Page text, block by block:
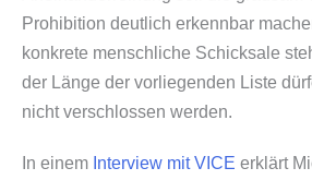
Prohibition deutlich erkennbar
konkrete menschliche Schicksale
der Länge der vorliegenden Liste
nicht verschlossen werden.
In einem Interview mit VICE erklärt